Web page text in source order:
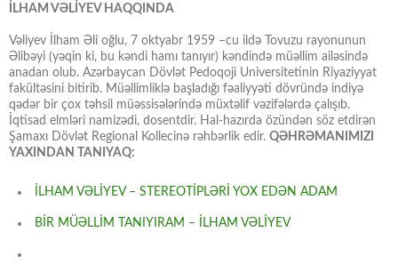
İLHAM VƏLİYEV HAQQINDA
Vəliyev İlham Əli oğlu, 7 oktyabr 1959 –cu ildə Tovuzu rayonunun
Əlibəyi (yəqin ki, bu kəndi hamı tanıyır) kəndində müəllim ailəsində
anadan olub. Azərbaycan Dövlət Pedoqoji Universitetinin Riyaziyyat
fakültəsini bitirib. Müəllimliklə başladığı fəaliyyəti dövründə indiyə
qədər bir çox təhsil müəssisələrində müxtəlif vəzifələrdə çalışıb.
İqtisad elmləri namizədi, dosentdir. Hal-hazırda özündən söz etdirən
Şamaxı Dövlət Regional Kollecinə rəhbərlik edir. QƏHRƏMANIMIZI
YAXINDAN TANIYAQ:
İLHAM VƏLİYEV – STEREOTİPLƏRİ YOX EDƏN ADAM
BİR MÜƏLLİM TANIYIRAM – İLHAM VƏLİYEV